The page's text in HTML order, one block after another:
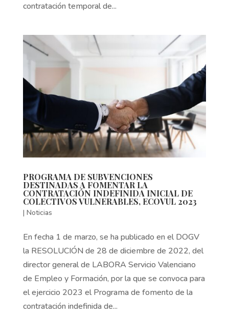
contratación temporal de...
PROGRAMA DE SUBVENCIONES
DESTINADAS A FOMENTAR LA
CONTRATACIÓN INDEFINIDA INICIAL DE
COLECTIVOS VULNERABLES, ECOVUL 2023
| Noticias
En fecha 1 de marzo, se ha publicado en el DOGV
la RESOLUCIÓN de 28 de diciembre de 2022, del
director general de LABORA Servicio Valenciano
de Empleo y Formación, por la que se convoca para
el ejercicio 2023 el Programa de fomento de la
contratación indefinida de...